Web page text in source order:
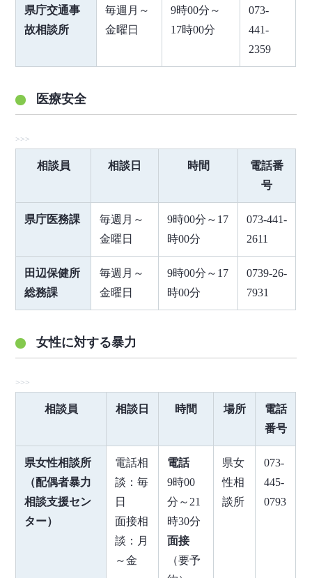
県庁交通事
故相談所
毎週月～
金曜日
9時00分～
17時00分
073-
441-
2359
医療安全
相談員 相談日 時間
電話番
号
県庁医務課
毎週月～
金曜日
9時00分～17
時00分
073-441-
2611
田辺保健所
総務課
毎週月～
金曜日
9時00分～17
時00分
0739-26-
7931
女性に対する暴力
相談員 相談日 時間 場所
電話
番号
県女性相談所
（配偶者暴力
相談支援セン
ター）
電話相
談：毎
日
面接相
談：月
～金
電話
9時00
分～21
時30分
面接
（要予
県女
性相
談所
073-
445-
0793